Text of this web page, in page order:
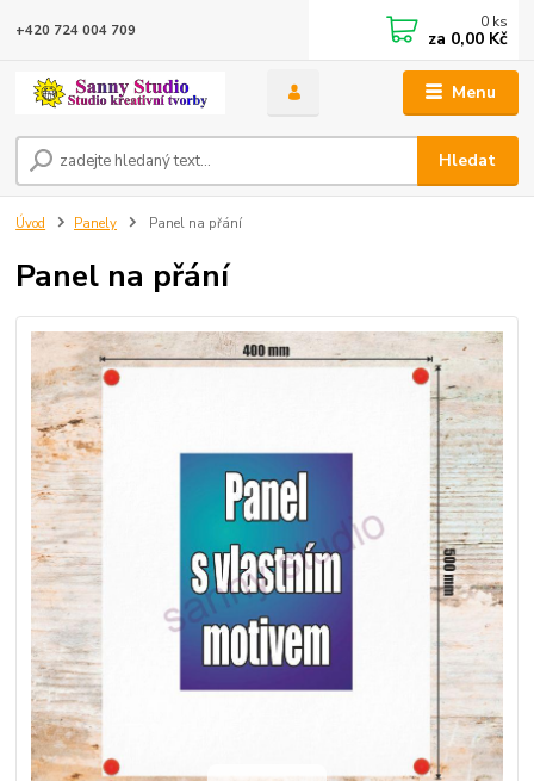
Menu
Hledat
+420 724 004 709 0 ks
za 0,00 Kč
Úvod Panely Panel na přání
Panel na přání